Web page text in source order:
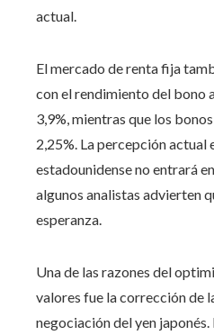
actual.
El mercado de renta fija
con el rendimiento del bono
3,9%, mientras que los
2,25%. La percepción actual
estadounidense no entrará
algunos analistas advierten
esperanza.
Una de las razones del
valores fue la corrección de
negociación del yen